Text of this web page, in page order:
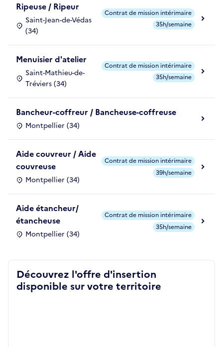
Ripeuse / Ripeur
Saint-Jean-de-Védas
(34)
Contrat de mission intérimaire
35h/semaine
Menuisier d'atelier
Saint-Mathieu-de-
Tréviers (34)
Contrat de mission intérimaire
35h/semaine
Bancheur-coffreur / Bancheuse-coffreuse
Montpellier (34)
Aide couvreur / Aide
couvreuse
Montpellier (34)
Contrat de mission intérimaire
39h/semaine
Aide étancheur/
étancheuse
Montpellier (34)
Contrat de mission intérimaire
35h/semaine
Découvrez l'offre d'insertion
disponible sur votre territoire